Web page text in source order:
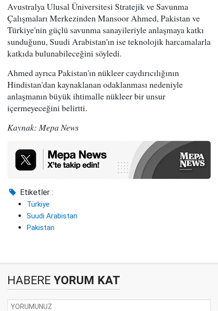
Avustralya Ulusal Üniversitesi Stratejik ve Savunma
Çalışmaları Merkezinden Mansoor Ahmed, Pakistan ve
Türkiye'nin güçlü savunma sanayileriyle anlaşmaya katkı
sunduğunu, Suudi Arabistan'ın ise teknolojik harcamalarla
katkıda bulunabileceğini söyledi.
Ahmed ayrıca Pakistan'ın nükleer caydırıcılığının
Hindistan'dan kaynaklanan odaklanması nedeniyle
anlaşmanın büyük ihtimalle nükleer bir unsur
içermeyeceğini belirtti.
Kaynak: Mepa News
Etiketler :
Türkiye
Suudi Arabistan
Pakistan
HABERE YORUM KAT